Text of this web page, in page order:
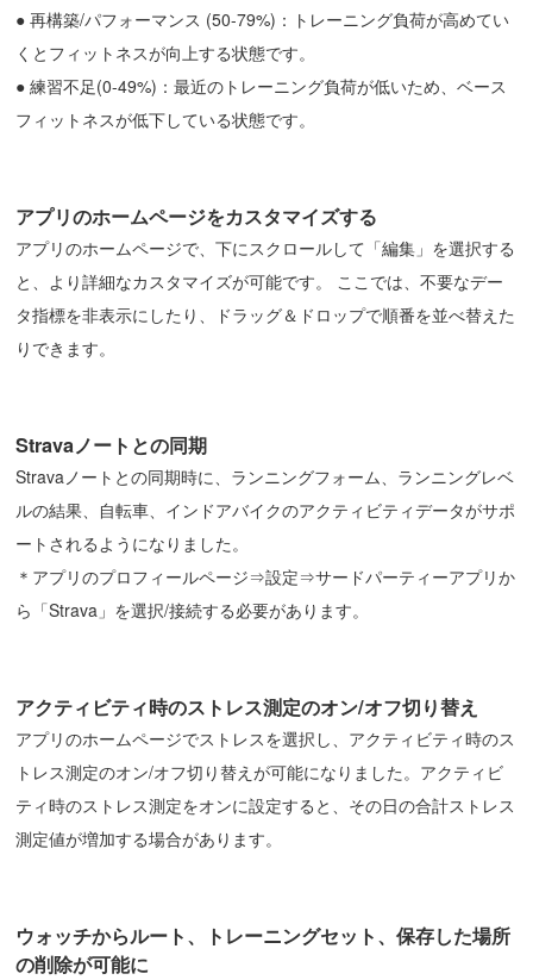
● 再構築/パフォーマンス (50-79%)：トレーニング負荷が高めてい
くとフィットネスが向上する状態です。
● 練習不足(0-49%)：最近のトレーニング負荷が低いため、ベース
フィットネスが低下している状態です。
アプリのホームページをカスタマイズする
アプリのホームページで、下にスクロールして「編集」を選択する
と、より詳細なカスタマイズが可能です。 ここでは、不要なデー
タ指標を非表示にしたり、ドラッグ＆ドロップで順番を並べ替えた
りできます。
Stravaノートとの同期
Stravaノートとの同期時に、ランニングフォーム、ランニングレベ
ルの結果、自転車、インドアバイクのアクティビティデータがサポ
ートされるようになりました。
＊アプリのプロフィールページ⇒設定⇒サードパーティーアプリか
ら「Strava」を選択/接続する必要があります。
アクティビティ時のストレス測定のオン/オフ切り替え
アプリのホームページでストレスを選択し、アクティビティ時のス
トレス測定のオン/オフ切り替えが可能になりました。アクティビ
ティ時のストレス測定をオンに設定すると、その日の合計ストレス
測定値が増加する場合があります。
ウォッチからルート、トレーニングセット、保存した場所
の削除が可能に